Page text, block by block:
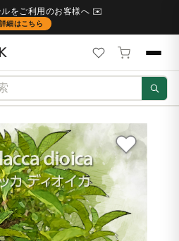
ルをご利用のお客様へ ✉️
詳細はこちら